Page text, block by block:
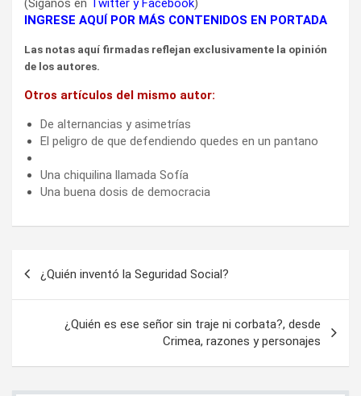
(Síganos en Twitter y Facebook)
INGRESE AQUÍ POR MÁS CONTENIDOS EN PORTADA
Las notas aquí firmadas reflejan exclusivamente la opinión
de los autores.
Otros artículos del mismo autor:
De alternancias y asimetrías
El peligro de que defendiendo quedes en un pantano
Una chiquilina llamada Sofía
Una buena dosis de democracia
entradas
¿Quién inventó la Seguridad Social?
¿Quién es ese señor sin traje ni corbata?, desde
Crimea, razones y personajes